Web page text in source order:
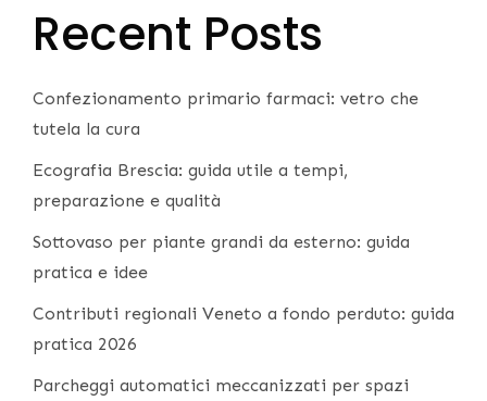
Recent Posts
Confezionamento primario farmaci: vetro che
tutela la cura
Ecografia Brescia: guida utile a tempi,
preparazione e qualità
Sottovaso per piante grandi da esterno: guida
pratica e idee
Contributi regionali Veneto a fondo perduto: guida
pratica 2026
Parcheggi automatici meccanizzati per spazi